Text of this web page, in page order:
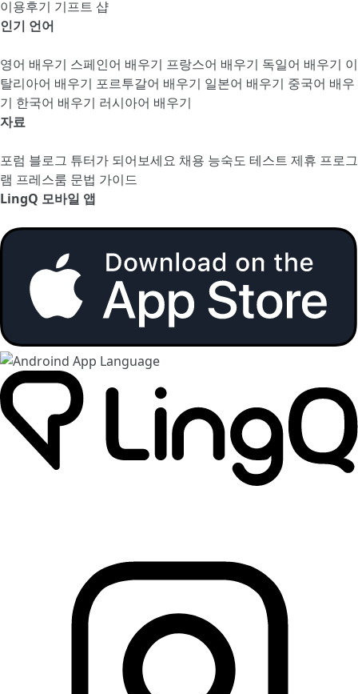
이용후기 기프트 샵
인기 언어
영어 배우기 스페인어 배우기 프랑스어 배우기 독일어 배우기 이
탈리아어 배우기 포르투갈어 배우기 일본어 배우기 중국어 배우
기 한국어 배우기 러시아어 배우기
자료
포럼 블로그 튜터가 되어보세요 채용 능숙도 테스트 제휴 프로그
램 프레스룸 문법 가이드
LingQ 모바일 앱